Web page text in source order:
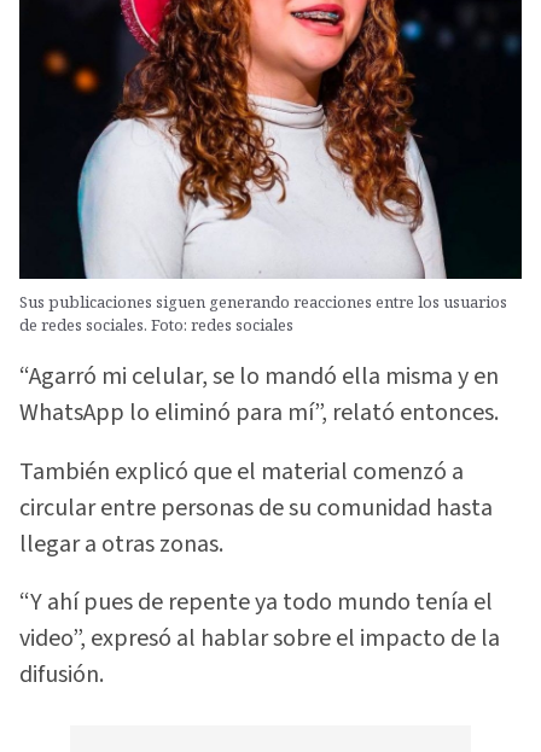
Sus publicaciones siguen generando reacciones entre los usuarios
de redes sociales. Foto: redes sociales
“Agarró mi celular, se lo mandó ella misma y en
WhatsApp lo eliminó para mí”, relató entonces.
También explicó que el material comenzó a
circular entre personas de su comunidad hasta
llegar a otras zonas.
“Y ahí pues de repente ya todo mundo tenía el
video”, expresó al hablar sobre el impacto de la
difusión.